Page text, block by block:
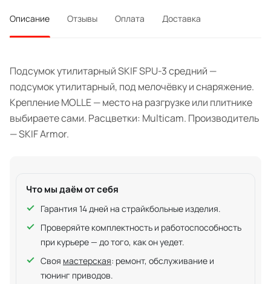
Описание Отзывы Оплата Доставка
Подсумок утилитарный SKIF SPU-3 средний —
подсумок утилитарный, под мелочёвку и снаряжение.
Крепление MOLLE — место на разгрузке или плитнике
выбираете сами. Расцветки: Multicam. Производитель
— SKIF Armor.
Что мы даём от себя
Гарантия 14 дней на страйкбольные изделия.
Проверяйте комплектность и работоспособность
при курьере — до того, как он уедет.
Своя мастерская: ремонт, обслуживание и
тюнинг приводов.